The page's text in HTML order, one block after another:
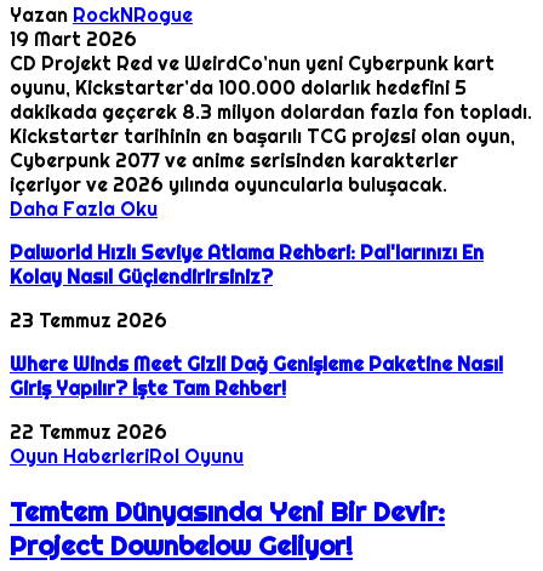
Yazan RockNRogue
19 Mart 2026
CD Projekt Red ve WeirdCo’nun yeni Cyberpunk kart
oyunu, Kickstarter’da 100.000 dolarlık hedefini 5
dakikada geçerek 8.3 milyon dolardan fazla fon topladı.
Kickstarter tarihinin en başarılı TCG projesi olan oyun,
Cyberpunk 2077 ve anime serisinden karakterler
içeriyor ve 2026 yılında oyuncularla buluşacak.
Daha Fazla Oku
Palworld Hızlı Seviye Atlama Rehberi: Pal'larınızı En
Kolay Nasıl Güçlendirirsiniz?
23 Temmuz 2026
Where Winds Meet Gizli Dağ Genişleme Paketine Nasıl
Giriş Yapılır? İşte Tam Rehber!
22 Temmuz 2026
Oyun HaberleriRol Oyunu
Temtem Dünyasında Yeni Bir Devir:
Project Downbelow Geliyor!